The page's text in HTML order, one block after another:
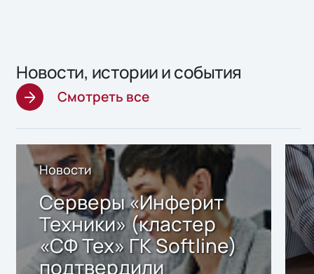
Новости, истории и события
Смотреть все
Новости
Серверы «Инферит
Техники» (кластер
«СФ Тех» ГК Softline)
подтвердили